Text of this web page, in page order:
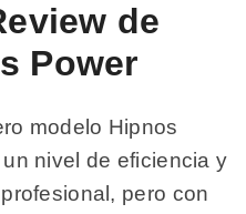
de
Power
modelo Hipnos
nivel de eficiencia y
pero con